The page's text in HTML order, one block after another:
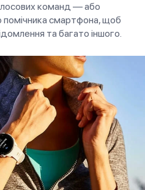
команд — або
помічника смартфона, щоб
та багато іншого.